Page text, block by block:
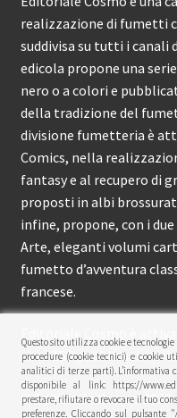
realizzazione di fumetti
suddivisa su tutti i canali
edicola propone una
nero o a colori e
della tradizione del
divisione fumetteria è
Comics, nella
fantasy e al recupero di
proposti in albi
infine, propone, con i
Arte, eleganti volumi
fumetto d’avventura
francese.
Editoriale Cosmo è
circa 150 pubblicazioni
© Editoriale Cosmo 2026
Questo sito utilizza cookie e
procedure (cookie tecnici) e cookie
analitici di terze parti). L’informativa
disponibile al link: https://
prestare, rifiutare o revocare il tuo
preferenze. Cliccando sul